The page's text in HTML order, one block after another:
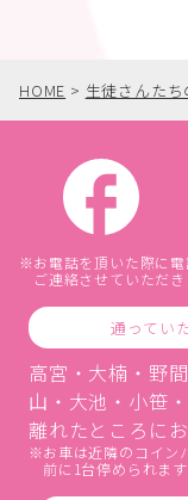
HOME > 生徒さんた
お電話を頂いた際に
ご連絡させていただき
通ってい
高宮・大楠・野
山・大池・小笹
離れたところに
お車は近隣のコイン
前に1台停められます